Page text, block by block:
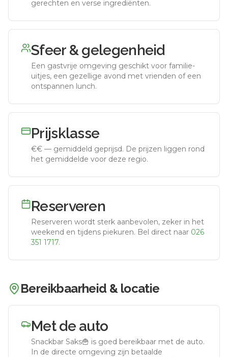
gerechten en verse ingrediënten.
Sfeer & gelegenheid
Een gastvrije omgeving geschikt voor familie-
uitjes, een gezellige avond met vrienden of een
ontspannen lunch.
Prijsklasse
€€ — gemiddeld geprijsd. De prijzen liggen rond
het gemiddelde voor deze regio.
Reserveren
Reserveren wordt sterk aanbevolen, zeker in het
weekend en tijdens piekuren. Bel direct naar 026
351 1717.
Bereikbaarheid & locatie
Met de auto
Snackbar Saks🍟 is goed bereikbaar met de auto.
In de directe omgeving zijn betaalde